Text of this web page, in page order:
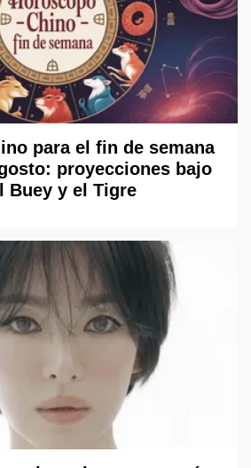
para el fin de semana
proyecciones bajo
Buey y el Tigre